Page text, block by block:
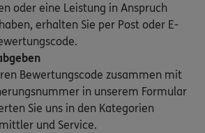
oder eine Leistung in Anspruch
erhalten Sie per Post oder E-
Bewertungscode zusammen mit
in unserem Formular
Sie uns in den Kategorien
und Service.